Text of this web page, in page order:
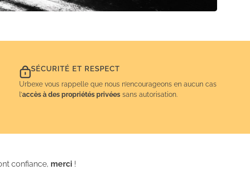
SÉCURITÉ ET RESPECT
Urbexe vous rappelle que nous n’encourageons en aucun cas
l’accès à des propriétés privéessans autorisation.
confiance, merci !